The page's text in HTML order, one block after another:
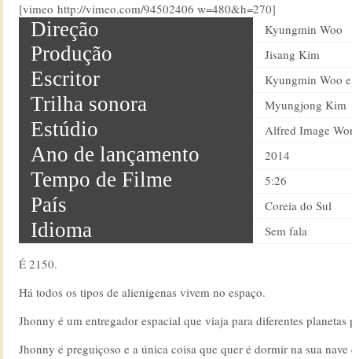
[vimeo http://vimeo.com/94502406 w=480&h=270]
Direção Kyungmin Woo
Produção Jisang Kim
Escritor Kyungmin Woo
Trilha sonora Myungjong Kim
Estúdio Alfred Image
Ano de lançamento 2014
Tempo de Filme 5:26
País Coreia do Sul
Idioma Sem fala
É 2150.
Há todos os tipos de alienigenas vivem no espaço.
Jhonny é um entregador espacial que viaja para diferentes planetas
Jhonny é preguiçoso e a única coisa que quer é dormir na sua